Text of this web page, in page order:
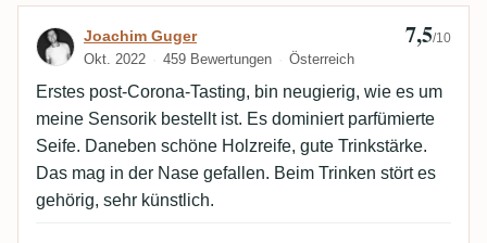
Bewertung von Joachim Guger
Joachim Guger
Okt. 2022 459 Bewertungen Österreich
7,5/10
Erstes post-Corona-Tasting, bin neugierig, wie es um
meine Sensorik bestellt ist. Es dominiert parfümierte
Seife. Daneben schöne Holzreife, gute Trinkstärke.
Das mag in der Nase gefallen. Beim Trinken stört es
gehörig, sehr künstlich.